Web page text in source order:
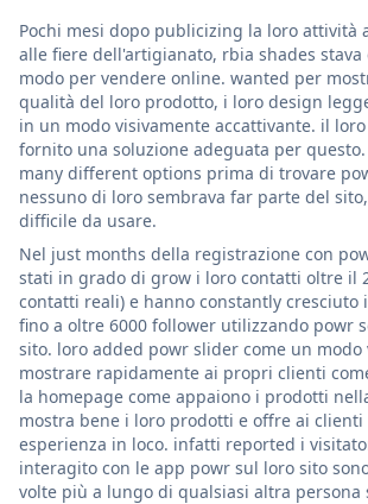
Pochi mesi dopo publicizing la loro attività
alle fiere dell'artigianato, rbia shades stava
modo per vendere online. wanted per
qualità del loro prodotto, i loro design
in un modo visivamente accattivante. il
fornito una soluzione adeguata per
many different options prima di trovare
nessuno di loro sembrava far parte del
difficile da usare.
Nel just months della registrazione con
stati in grado di grow i loro contatti oltre il
contatti reali) e hanno constantly cresciuto
fino a oltre 6000 follower utilizzando powr
sito. loro added powr slider come un modo
mostrare rapidamente ai propri clienti
la homepage come appaiono i prodotti
mostra bene i loro prodotti e offre ai clienti
esperienza in loco. infatti reported i
interagito con le app powr sul loro sito
volte più a lungo di qualsiasi altra persona